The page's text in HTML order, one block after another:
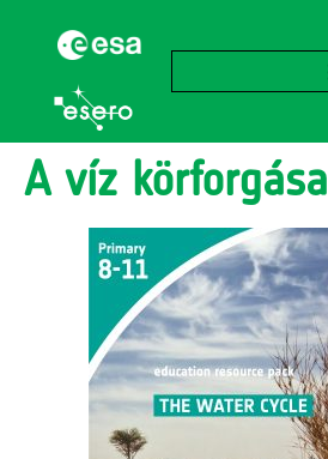
A víz körforgása